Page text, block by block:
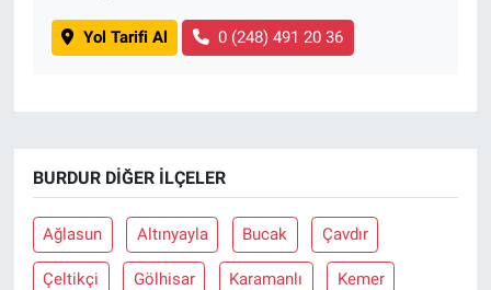
Yol Tarifi Al 0 (248) 491 20 36
BURDUR DIĞER İLÇELER
Ağlasun Altınyayla Bucak Çavdır
Çeltikçi Gölhisar Karamanlı Kemer